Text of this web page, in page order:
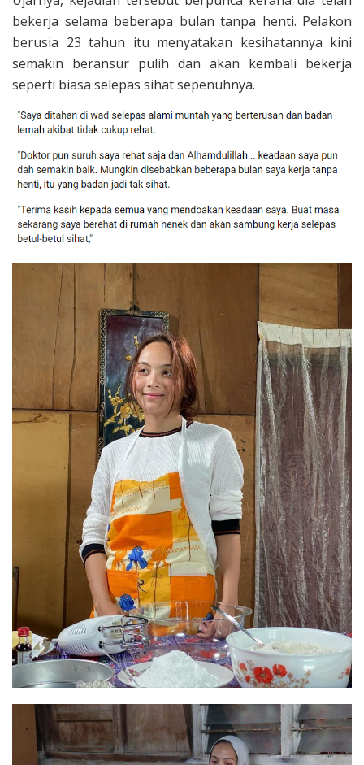
bekerja selama beberapa bulan tanpa henti. Pelakon
berusia 23 tahun itu menyatakan kesihatannya kini
semakin beransur pulih dan akan kembali bekerja
seperti biasa selepas sihat sepenuhnya.